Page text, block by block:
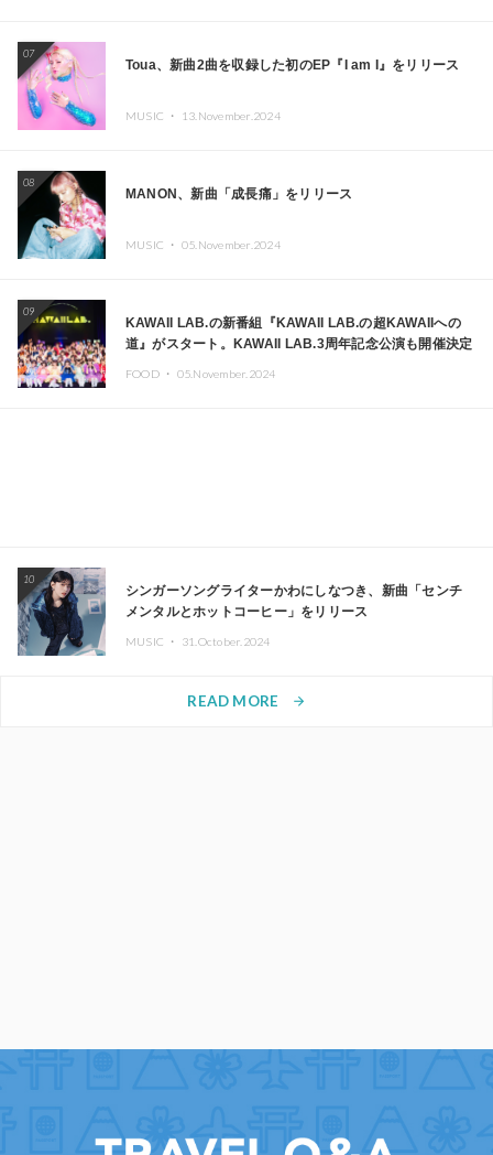
07
Toua、新曲2曲を収録した初のEP『I am I』をリリース
MUSIC ・ 13.November.2024
08
MANON、新曲「成長痛」をリリース
MUSIC ・ 05.November.2024
09
KAWAII LAB.の新番組『KAWAII LAB.の超KAWAIIへの
道』がスタート。KAWAII LAB.3周年記念公演も開催決定
FOOD ・ 05.November.2024
10
シンガーソングライターかわにしなつき、新曲「センチ
メンタルとホットコーヒー」をリリース
MUSIC ・ 31.October.2024
READ MORE arrow_forward